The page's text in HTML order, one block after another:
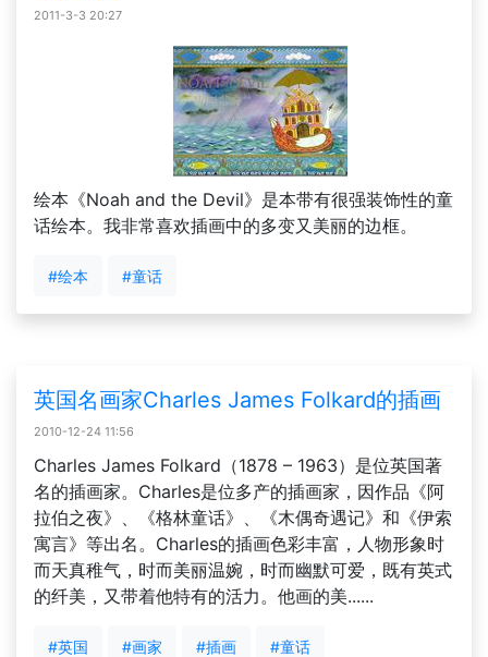
2011-3-3 20:27
绘本《Noah and the Devil》是本带有很强装饰性的童
话绘本。我非常喜欢插画中的多变又美丽的边框。
#绘本 #童话
英国名画家Charles James Folkard的插画
2010-12-24 11:56
Charles James Folkard（1878 – 1963）是位英国著
名的插画家。Charles是位多产的插画家，因作品《阿
拉伯之夜》、《格林童话》、《木偶奇遇记》和《伊索
寓言》等出名。Charles的插画色彩丰富，人物形象时
而天真稚气，时而美丽温婉，时而幽默可爱，既有英式
的纤美，又带着他特有的活力。他画的美......
#英国 #画家 #插画 #童话